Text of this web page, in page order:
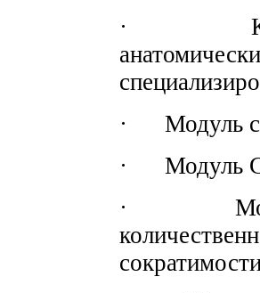
·
· Модуль
· Модуль
· Модуль